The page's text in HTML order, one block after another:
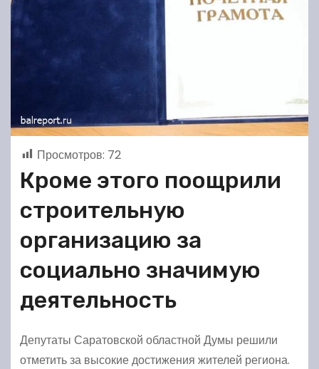
Просмотров: 72
Кроме этого поощрили
строительную
организацию за
социально значимую
деятельность
Депутаты Саратовской областной Думы решили
отметить за высокие достижения жителей региона.